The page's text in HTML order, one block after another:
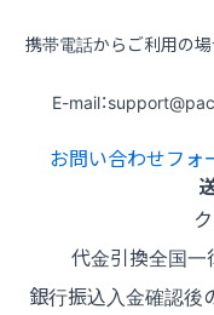
携帯電話からご利用の
E-mail：
お問い合わせフォ
代金引換全国
銀行振込入金確認後